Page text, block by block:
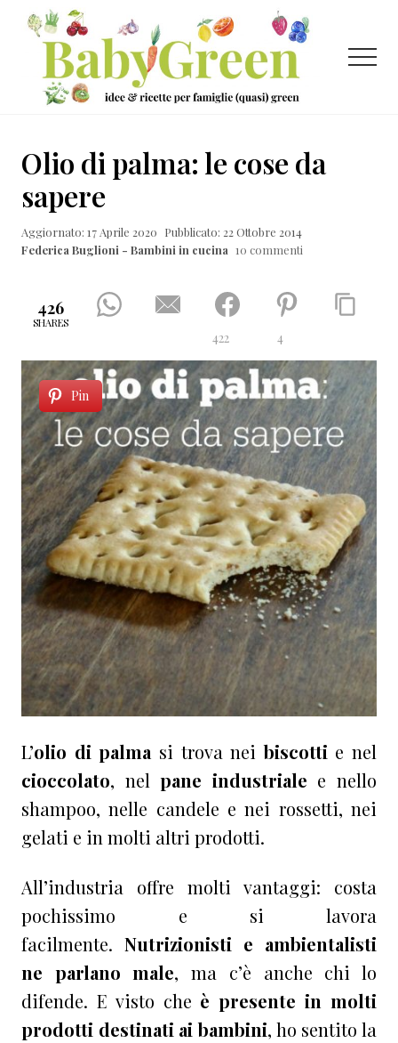
Menu
Passa
contenuto
principale
Passa
laterale
primaria
Passa
ricette
per
famiglie
Menu
Olio di palma: le cose da
sapere
Aggiornato: 17 Aprile 2020 Pubblicato: 22 Ottobre 2014
Federica Buglioni - Bambini in cucina 10 commenti
426
SHARES
422 4
Pin
L’olio di palma si trova neibiscotti e nel
cioccolato, nelpane industriale e nello
shampoo, nelle candele e nei rossetti, nei
gelati e in molti altri prodotti.
All’industria offre molti vantaggi: costa
pochissimo e si lavora
facilmente. Nutrizionisti e ambientalisti
ne parlano male, ma c’è anche chi lo
difende. E visto che è presente in molti
prodotti destinati ai bambini, ho sentito la